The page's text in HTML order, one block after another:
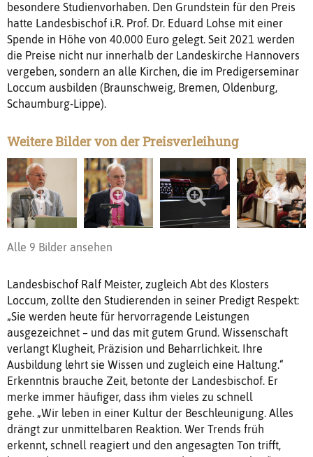
besondere Studienvorhaben. Den Grundstein für den Preis
hatte Landesbischof i.R. Prof. Dr. Eduard Lohse mit einer
Spende in Höhe von 40.000 Euro gelegt. Seit 2021 werden
die Preise nicht nur innerhalb der Landeskirche Hannovers
vergeben, sondern an alle Kirchen, die im Predigerseminar
Loccum ausbilden (Braunschweig, Bremen, Oldenburg,
Schaumburg-Lippe).
Weitere Bilder von der Preisverleihung
Alle 9 Bilder ansehen
Landesbischof Ralf Meister, zugleich Abt des Klosters
Loccum, zollte den Studierenden in seiner Predigt Respekt:
„Sie werden heute für hervorragende Leistungen
ausgezeichnet – und das mit gutem Grund. Wissenschaft
verlangt Klugheit, Präzision und Beharrlichkeit. Ihre
Ausbildung lehrt sie Wissen und zugleich eine Haltung.“
Erkenntnis brauche Zeit, betonte der Landesbischof. Er
merke immer häufiger, dass ihm vieles zu schnell
gehe. „Wir leben in einer Kultur der Beschleunigung. Alles
drängt zur unmittelbaren Reaktion. Wer Trends früh
erkennt, schnell reagiert und den angesagten Ton trifft,